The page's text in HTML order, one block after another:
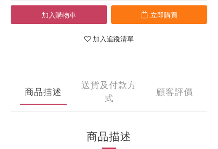
加入購物車 立即購買
加入追蹤清單
商品描述
送貨及付款方
式
顧客評價
商品描述